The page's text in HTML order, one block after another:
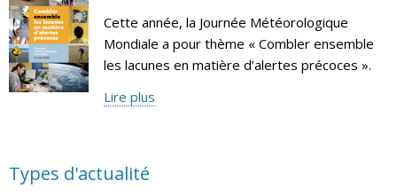
Cette année, la Journée Météorologique
Mondiale a pour thème « Combler ensemble
les lacunes en matière d’alertes précoces ».
Lire plus
Types d'actualité